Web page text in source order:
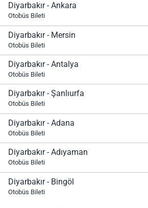
Diyarbakır - Ankara
Otobüs Bileti
Diyarbakır - Mersin
Otobüs Bileti
Diyarbakır - Antalya
Otobüs Bileti
Diyarbakır - Şanlıurfa
Otobüs Bileti
Diyarbakır - Adana
Otobüs Bileti
Diyarbakır - Adıyaman
Otobüs Bileti
Diyarbakır - Bingöl
Otobüs Bileti